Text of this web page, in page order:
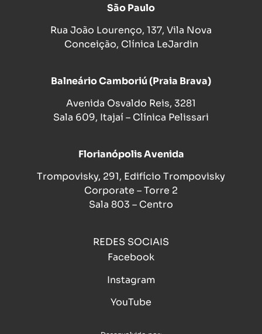
São Paulo
Rua João Lourenço, 137, Vila Nova
Conceição, Clínica LeJardin
Balneário Camboriú (Praia Brava)
Avenida Osvaldo Reis, 3281
Sala 609, Itajaí – Clínica Pelissari
Florianópolis Avenida
Trompovisky, 291, Edifício Trompovisky
Corporate – Torre 2
Sala 803 – Centro
REDES SOCIAIS
Facebook
Instagram
YouTube